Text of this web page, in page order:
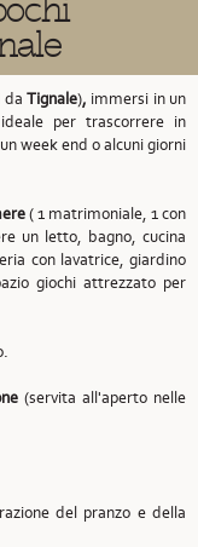
da Tignale), immersi in un
per trascorrere in
week end o alcuni giorni
( 1 matrimoniale, 1 con
un letto, bagno, cucina
con lavatrice, giardino
giochi attrezzato per
(servita all'aperto nelle
del pranzo e della